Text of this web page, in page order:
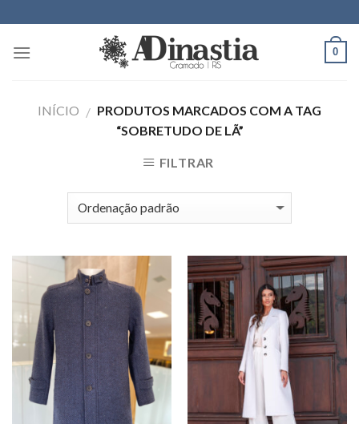
to
content
0
INÍCIO / PRODUTOS MARCADOS COM A TAG
“SOBRETUDO DE LÃ”
FILTRAR